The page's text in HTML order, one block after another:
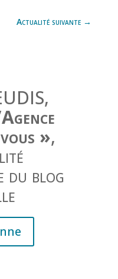
Actualité suivante →
»,
du blog